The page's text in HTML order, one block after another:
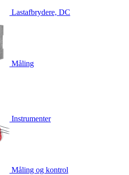
Lastafbrydere, DC
Måling
Instrumenter
Måling og kontrol